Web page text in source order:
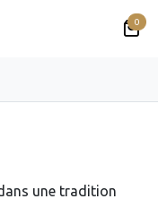
0
une tradition